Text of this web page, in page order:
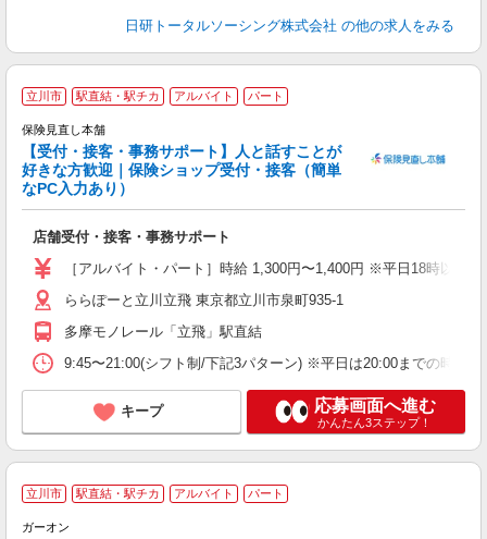
日研トータルソーシング株式会社 の他の求人をみる
立川市 駅直結・駅チカ アルバイト パート
保険見直し本舗
【受付・接客・事務サポート】人と話すことが
好きな方歓迎｜保険ショップ受付・接客（簡単
なPC入力あり）
店舗受付・接客・事務サポート
［アルバイト・パート］時給 1,300円〜1,400円 ※平日18時以
ららぽーと立川立飛 東京都立川市泉町935-1
多摩モノレール「立飛」駅直結
9:45〜21:00(シフト制/下記3パターン) ※平日は20:00までの時短
キープ 応募画面へ進む
かんたん3ステップ！
立川市 駅直結・駅チカ アルバイト パート
ガーオン